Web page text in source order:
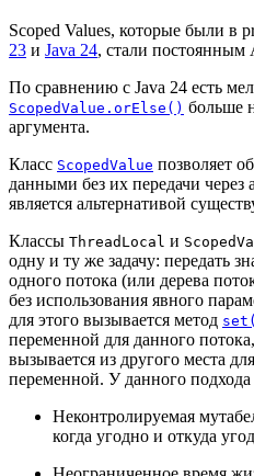
Scoped Values, которые были в
23 и Java 24, стали постоянным
По сравнению с Java 24 есть
ScopedValue.orElse() больше
аргумента.
Класс ScopedValue позволяет
данными без их передачи
является альтернативой
Классы ThreadLocal и
одну и ту же задачу: передать
одного потока (или дерева
без использования явного
для этого вызывается метод
переменной для данного
вызывается из другого места
переменной. У данного подхода
Неконтролируемая
когда угодно и откуда